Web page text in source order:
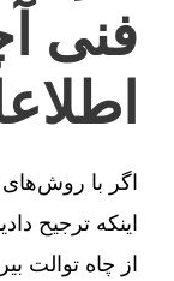
فنی
اگر با روش‌های
اینکه ترجیح
از چاه توالت